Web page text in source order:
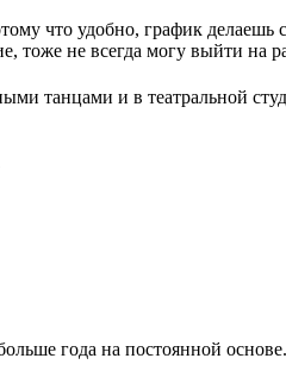
что удобно, график делаешь
тоже не всегда могу выйти на
танцами и в театральной
года на постоянной